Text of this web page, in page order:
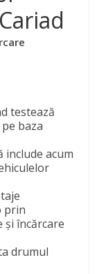
testează
baza
include acum
prin
și încărcare
drumul